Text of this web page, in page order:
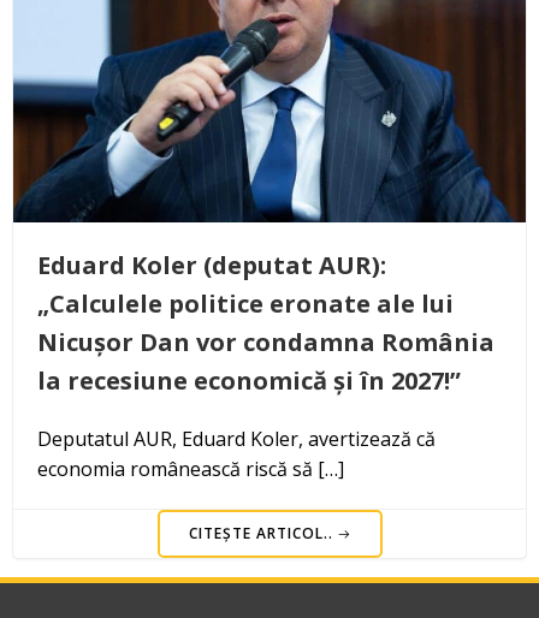
Eduard Koler (deputat AUR):
„Calculele politice eronate ale lui
Nicușor Dan vor condamna România
la recesiune economică și în 2027!”
Deputatul AUR, Eduard Koler, avertizează că
economia românească riscă să […]
CITEȘTE ARTICOL..